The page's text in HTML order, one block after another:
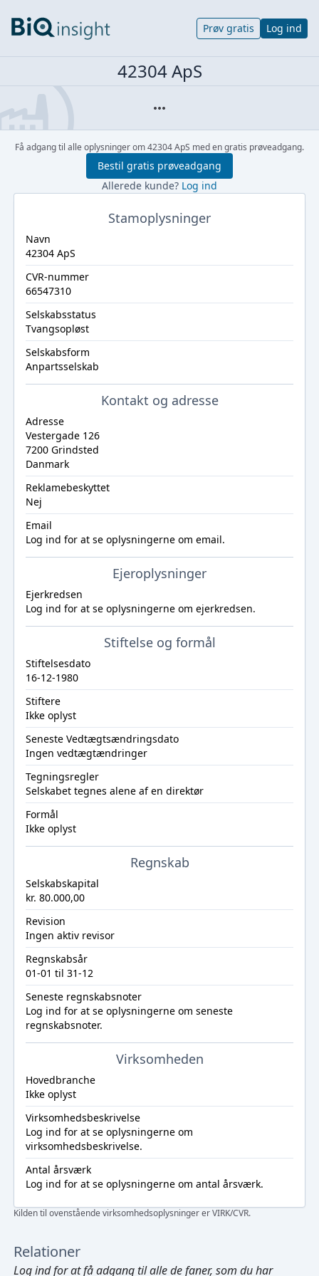
Prøv gratis Log ind
42304 ApS
Få adgang til alle oplysninger om 42304 ApS med en gratis prøveadgang.
Bestil gratis prøveadgang
Allerede kunde? Log ind
Stamoplysninger
Navn
42304 ApS
CVR-nummer
66547310
Selskabsstatus
Tvangsopløst
Selskabsform
Anpartsselskab
Kontakt og adresse
Adresse
Vestergade 126
7200 Grindsted
Danmark
Reklamebeskyttet
Nej
Email
Log ind for at se oplysningerne om email.
Ejeroplysninger
Ejerkredsen
Log ind for at se oplysningerne om ejerkredsen.
Stiftelse og formål
Stiftelsesdato
16-12-1980
Stiftere
Ikke oplyst
Seneste Vedtægtsændringsdato
Ingen vedtægtændringer
Tegningsregler
Selskabet tegnes alene af en direktør
Formål
Ikke oplyst
Regnskab
Selskabskapital
kr. 80.000,00
Revision
Ingen aktiv revisor
Regnskabsår
01-01 til 31-12
Seneste regnskabsnoter
Log ind for at se oplysningerne om seneste
regnskabsnoter.
Virksomheden
Hovedbranche
Ikke oplyst
Virksomhedsbeskrivelse
Log ind for at se oplysningerne om
virksomhedsbeskrivelse.
Antal årsværk
Log ind for at se oplysningerne om antal årsværk.
Kilden til ovenstående virksomhedsoplysninger er VIRK/CVR.
Relationer
Log indfor at få adgang til alle de faner, som du har